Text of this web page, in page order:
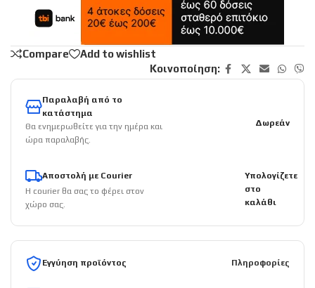
Compare
Add to wishlist
Κοινοποίηση:
Παραλαβή από το
κατάστημα
Θα ενημερωθείτε για την ημέρα και
ώρα παραλαβής.
Δωρεάν
Αποστολή με Courier
Η courier θα σας το φέρει στον
χώρο σας.
Υπολογίζετε
στο
καλάθι
Εγγύηση προϊόντος Πληροφορίες